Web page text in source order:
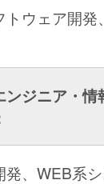
ウェア開発
ンジニア・情
発、WEB系